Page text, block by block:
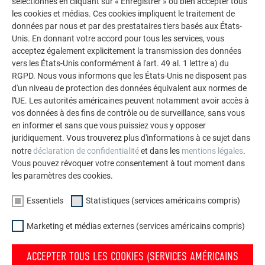
La galerie de références PREFA démontre la
polyvalence de l’aluminium. Découvrez d’autres projets
impressionnants avec les solutions en aluminium
durables de PREFA pour toitures, systèmes solaires et
façades.
VOIR DAVANTAGE DE RÉFÉRENCES
les cookies et médias. Ces cookies impliquent le traitement de
données par nous et par des prestataires tiers basés aux États-
Unis. En donnant votre accord pour tous les services, vous
acceptez également explicitement la transmission des données
vers les États-Unis conformément à l'art. 49 al. 1 lettre a) du
RGPD. Nous vous informons que les États-Unis ne disposent pas
d'un niveau de protection des données équivalent aux normes de
l'UE. Les autorités américaines peuvent notamment avoir accès à
vos données à des fins de contrôle ou de surveillance, sans vous
en informer et sans que vous puissiez vous y opposer
juridiquement. Vous trouverez plus d'informations à ce sujet dans
notredéclaration de confidentialitéet dans les mentions légales.
Vous pouvez révoquer votre consentement à tout moment dans
les paramètres des cookies.
Essentiels Statistiques (services américains compris)
Marketing et médias externes (services américains compris)
ACCEPTER TOUS LES COOKIES (SERVICES AMÉRICAINS